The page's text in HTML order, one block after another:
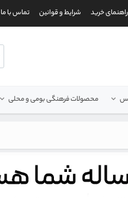
راهنمای خرید شرایط و قوانین تماس با ما
محصولات فرهنگی بومی و محلی